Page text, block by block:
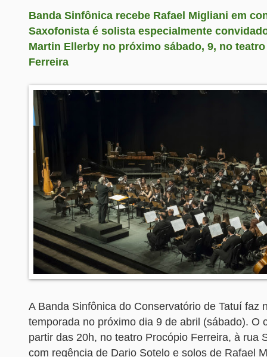
Banda Sinfônica recebe Rafael Migliani em
Saxofonista é solista especialmente
Martin Ellerby no próximo sábado, 9, no
Ferreira
A Banda Sinfônica do Conservatório de Tatuí faz
temporada no próximo dia 9 de abril (sábado). O
partir das 20h, no teatro Procópio Ferreira, à rua
com regência de Dario Sotelo e solos de Rafael